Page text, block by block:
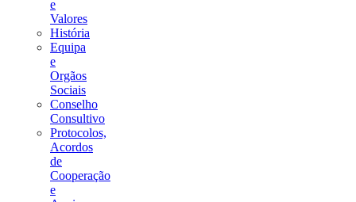
e
Valores
História
Equipa
e
Orgãos
Sociais
Conselho
Consultivo
Protocolos,
Acordos
de
Cooperação
e